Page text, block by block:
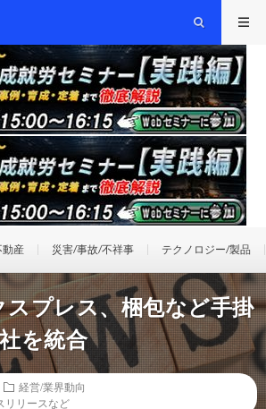
動産 災害/事故/不祥事 テクノロジー/製品
スプレス、梱包など手掛
を統合
経営/業界動向
リリースなど